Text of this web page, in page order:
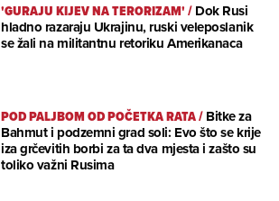
'GURAJU KIJEV NA TERORIZAM'/Dok Rusi
hladno razaraju Ukrajinu, ruski veleposlanik
se žali na militantnu retoriku Amerikanaca
POD PALJBOM OD POČETKA RATA/Bitke za
Bahmut i podzemni grad soli: Evo što se krije
iza grčevitih borbi za ta dva mjesta i zašto su
toliko važni Rusima